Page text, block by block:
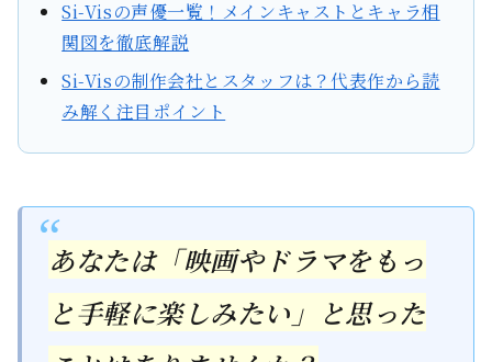
Si-Visの声優一覧！メインキャストとキャラ相
関図を徹底解説
Si-Visの制作会社とスタッフは？代表作から読
み解く注目ポイント
あなたは「映画やドラマをもっ
と手軽に楽しみたい」と思った